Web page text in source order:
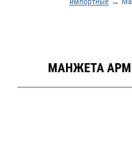
МАНЖЕТА